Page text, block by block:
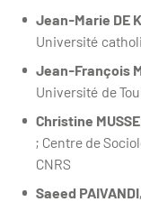
Jean-Marie DE
Université
Jean-François
Université de
Christine
; Centre de
CNRS
Saeed PAIVANDI